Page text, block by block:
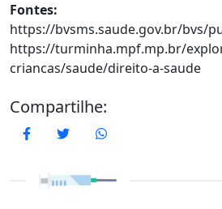
Fontes:
https://bvsms.saude.gov.br/bvs/
https://turminha.mpf.mp.br/
criancas/saude/direito-a-saude
Compartilhe:
FacebookTwitterWhatsApp